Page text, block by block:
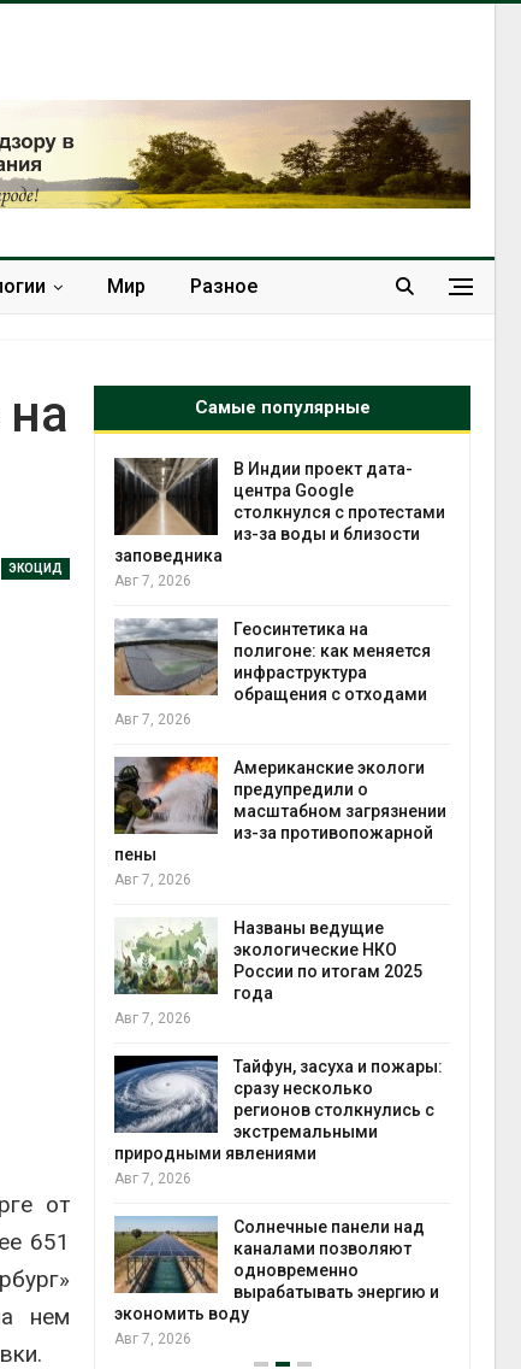
Мир Разное
ЭКОЦИД
от
651
нем
Самые популярные
В Индии проект дата-
центра Google
столкнулся с протестами
из-за воды и близости
заповедника
Авг 7, 2026
Геосинтетика на
полигоне: как меняется
инфраструктура
обращения с отходами
Авг 7, 2026
Американские экологи
предупредили о
масштабном загрязнении
из-за противопожарной
пены
Авг 7, 2026
Названы ведущие
экологические НКО
России по итогам 2025
года
Авг 7, 2026
Тайфун, засуха и пожары:
сразу несколько
регионов столкнулись с
экстремальными
природными явлениями
Авг 7, 2026
Солнечные панели над
каналами позволяют
одновременно
вырабатывать энергию и
экономить воду
Авг 7, 2026